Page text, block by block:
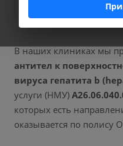
В наших клиниках мы
антител к
вируса гепатита b
услуги (НМУ)
которых есть
оказывается по полису